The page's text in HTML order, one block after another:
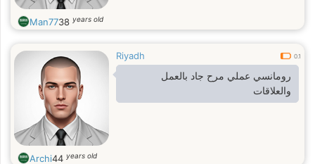
Man7738 years old
Riyadh 0.1
رومانسي عملي مرح جاد بالعمل
والعلاقات
Archi44 years old